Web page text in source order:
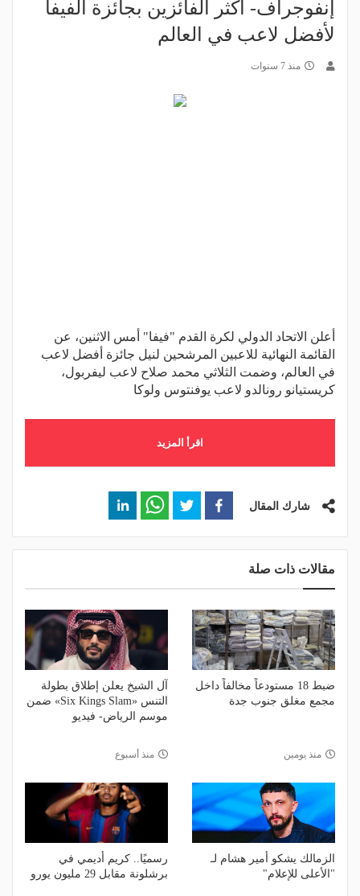
إنفوجراف- أكثر الفائزين بجائزة الفيفا
لأفضل لاعب في العالم
منذ 7 سنوات
أعلن الاتحاد الدولي لكرة القدم "فيفا" أمس الاثنين، عن
القائمة النهائية للاعبين المرشحين لنيل جائزة أفضل لاعب
في العالم، وضمت الثلاثي محمد صلاح لاعب ليفربول،
كريستيانو رونالدو لاعب يوفنتوس ولوكا
اقرأ المزيد
شارك المقال
مقالات ذات صلة
ضبط 18 مستودعاً مخالفاً داخل
مجمع مغلق جنوب جدة
منذ يومين
آل الشيخ يعلن إطلاق بطولة
التنس «Six Kings Slam» ضمن
موسم الرياض- فيديو
منذ أسبوع
الزمالك يشكو أمير هشام لـ
"الأعلى للإعلام"
رسميًا.. كريم أديمي في
برشلونة مقابل 29 مليون يورو